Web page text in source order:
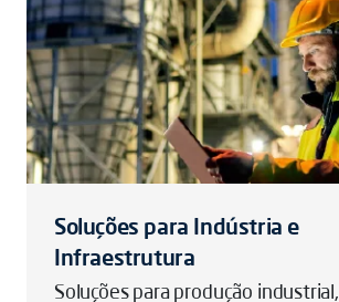
Soluções para Indústria e
Infraestrutura
Soluções para produção industrial,